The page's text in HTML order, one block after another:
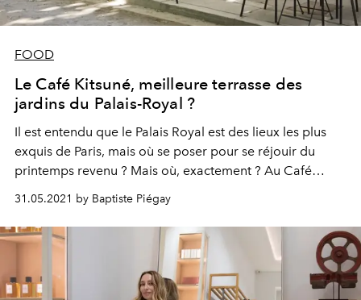
FOOD
Le Café Kitsuné, meilleure terrasse des
jardins du Palais-Royal ?
Il est entendu que le Palais Royal est des lieux les plus
exquis de Paris, mais où se poser pour se réjouir du
printemps revenu ? Mais où, exactement ? Au Café
31.05.2021 by Baptiste Piégay